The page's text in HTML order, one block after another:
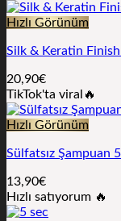
Hızlı Görünüm
Silk & Keratin
20,90€
TikTok'ta viral🔥
Hızlı Görünüm
Sülfatsız Şampuan
13,90€
Hızlı satıyorum 🔥